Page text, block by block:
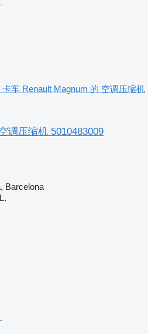
卡车 Renault Magnum 的 空调压缩机
调压缩机 5010483009
Barcelona